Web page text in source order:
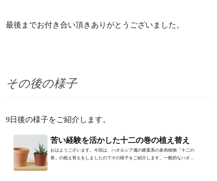
最後までお付き合い頂きありがとうございました。
その後の様子
9日後の様子をご紹介します。
苦い経験を活かした十二の巻の植え替え
おはようございます。今回は、ハオルシア属の硬葉系の多肉植物「十二の
巻」の植え替えをしましたのでその様子をご紹介します。一般的なハオル